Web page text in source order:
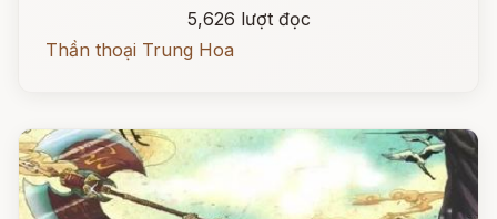
5,626 lượt đọc
Thần thoại Trung Hoa